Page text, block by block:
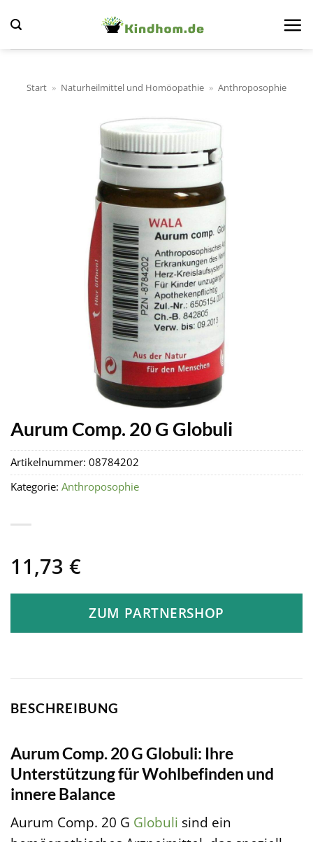
Inhalt
springen
Start » Naturheilmittel und Homöopathie » Anthroposophie
Aurum Comp. 20 G Globuli
11,73 €
ZUM PARTNERSHOP
Artikelnummer: 08784202
Kategorie: Anthroposophie
BESCHREIBUNG
Aurum Comp. 20 G Globuli: Ihre
Unterstützung für Wohlbefinden und
innere Balance
Aurum Comp. 20 G Globuli sind ein